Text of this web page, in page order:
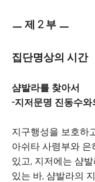
ㅡ 제 2 부 ㅡ
집단명상의 시간
샴발라를 찾아서
-지저문명 진동수와
지구행성을 보호하
아쉬타 사령부와 은
있고, 지저에는 샴
있는 바, 샴발라의